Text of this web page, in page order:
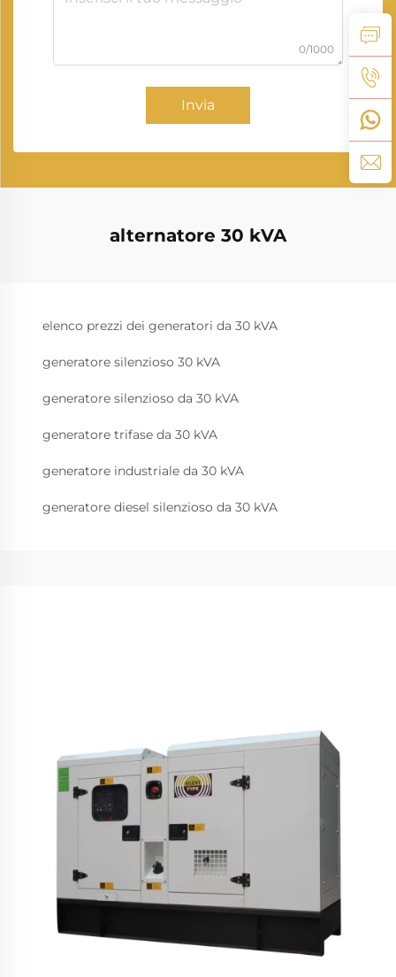
0/1000
Invia
alternatore 30 kVA
elenco prezzi dei generatori da 30 kVA
generatore silenzioso 30 kVA
generatore silenzioso da 30 kVA
generatore trifase da 30 kVA
generatore industriale da 30 kVA
generatore diesel silenzioso da 30 kVA